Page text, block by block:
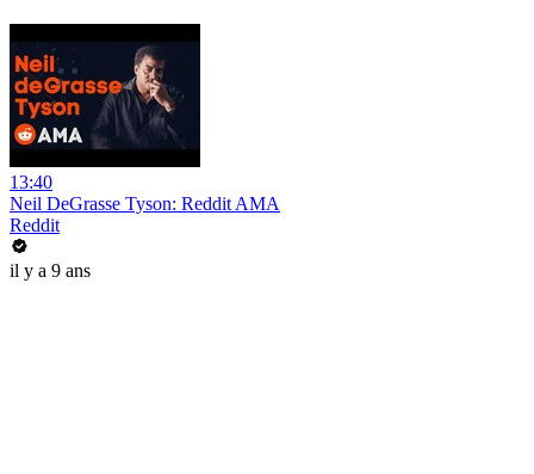
13:40
Neil DeGrasse Tyson: Reddit AMA
Reddit
il y a 9 ans